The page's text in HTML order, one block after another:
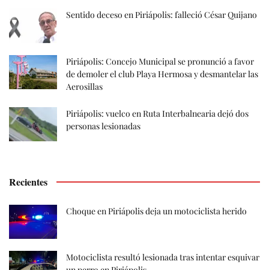
Sentido deceso en Piriápolis: falleció César Quijano
Piriápolis: Concejo Municipal se pronunció a favor
de demoler el club Playa Hermosa y desmantelar las
Aerosillas
Piriápolis: vuelco en Ruta Interbalnearia dejó dos
personas lesionadas
Recientes
Choque en Piriápolis deja un motociclista herido
Motociclista resultó lesionada tras intentar esquivar